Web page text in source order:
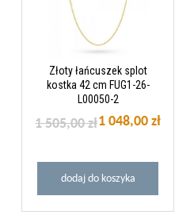
Złoty łańcuszek splot
kostka 42 cm FUG1-26-
L00050-2
1 048,00 zł
1 505,00 zł
dodaj do koszyka